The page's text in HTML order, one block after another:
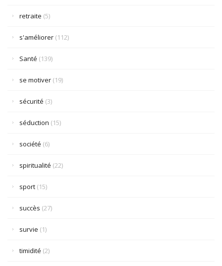
retraite (5)
s'améliorer (112)
Santé (139)
se motiver (19)
sécurité (3)
séduction (15)
société (6)
spiritualité (22)
sport (15)
succès (27)
survie (1)
timidité (2)